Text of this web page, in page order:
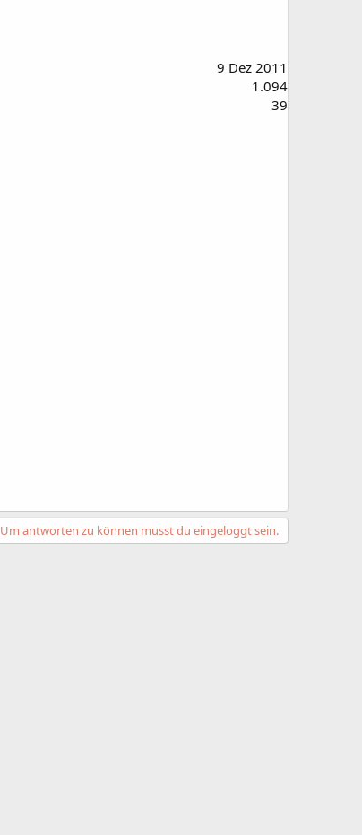
9 Dez 2011
1.094
39
Um antworten zu können musst du eingeloggt sein.